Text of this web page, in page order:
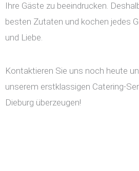
Ihre Gäste zu beeindrucken.
besten Zutaten und kochen jedes
und Liebe.
Kontaktieren Sie uns noch heute
unserem erstklassigen Catering-
Dieburg überzeugen!